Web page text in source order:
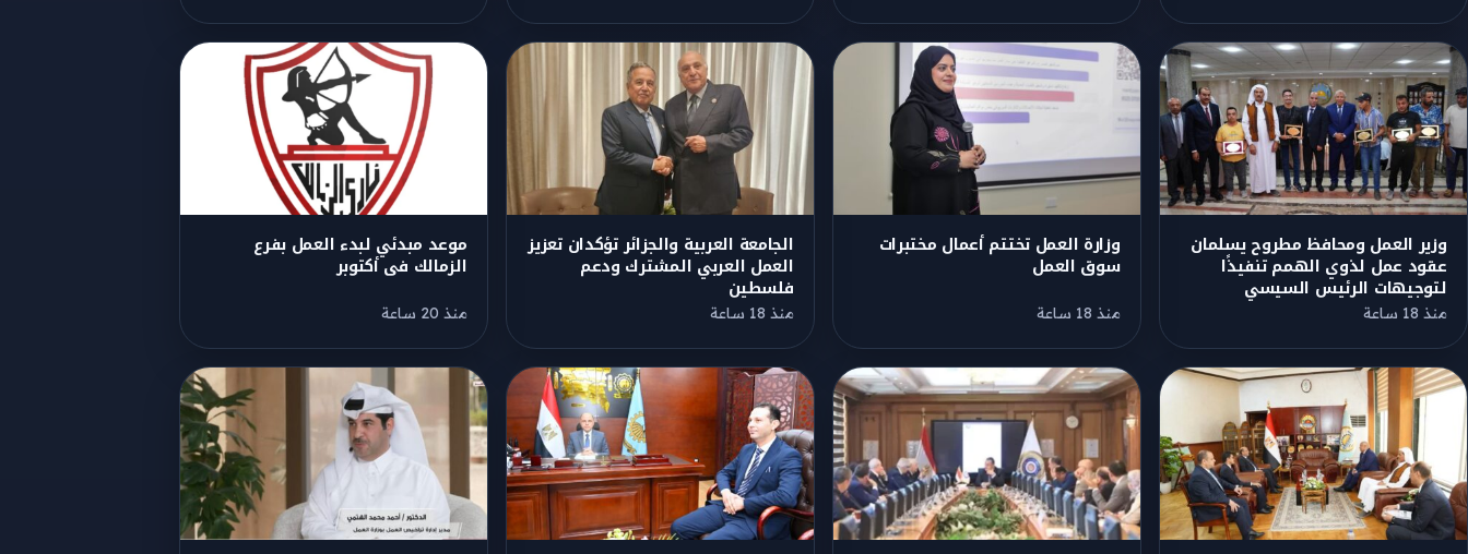
وزير العمل ومحافظ مطروح يسلمان
عقود عمل لذوي الهمم تنفيذًا
لتوجيهات الرئيس السيسي
منذ 18 ساعة
وزارة العمل تختتم أعمال مختبرات
سوق العمل
منذ 18 ساعة
الجامعة العربية والجزائر تؤكدان تعزيز
العمل العربي المشترك ودعم
فلسطين
منذ 18 ساعة
موعد مبدئي لبدء العمل بفرع
الزمالك فى أكتوبر
منذ 20 ساعة